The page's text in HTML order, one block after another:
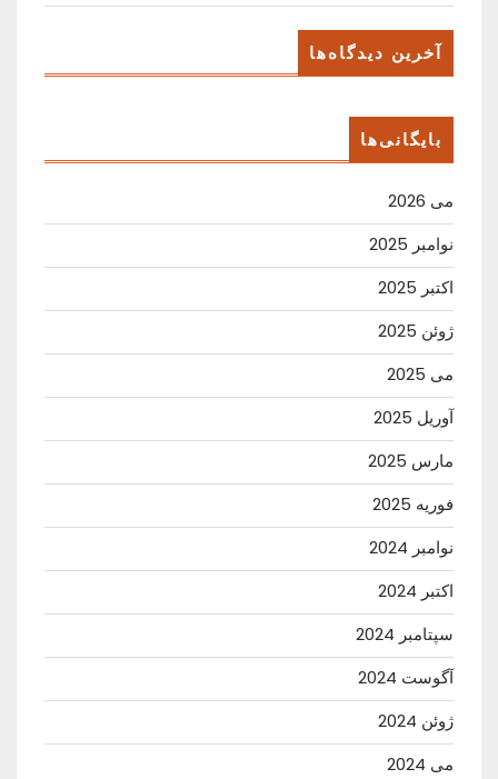
آخرین دیدگاه‌ها
بایگانی‌ها
می 2026
نوامبر 2025
اکتبر 2025
ژوئن 2025
می 2025
آوریل 2025
مارس 2025
فوریه 2025
نوامبر 2024
اکتبر 2024
سپتامبر 2024
آگوست 2024
ژوئن 2024
می 2024